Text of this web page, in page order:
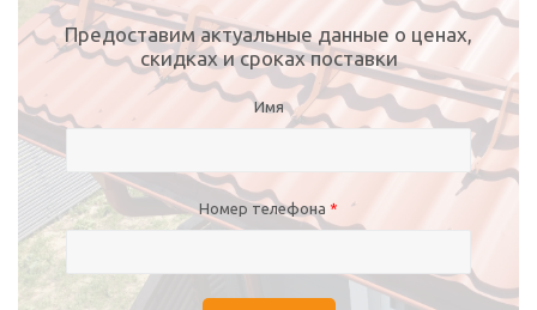
Предоставим актуальные данные о ценах,
скидках и сроках поставки
Имя
Номер телефона *